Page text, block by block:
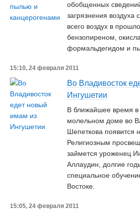
обобщенных
загрязнения воздуха
всего воздух в
бензопиреном,
формальдегидом и
15:10, 24 февраля 2011
Во Владивосток
Ингушетии
В ближайшее время в
молельном доме во
Шепеткова появится
Религиозным
займется уроженец
Аллаудин, долгие
специальное
Востоке.
15:05, 24 февраля 2011